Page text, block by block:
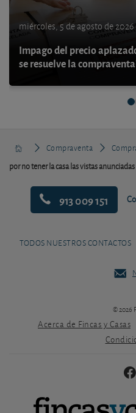
miércoles, 5 de agosto de 2026
Impago del precio
se resuelve la
Compraventa
por no tener la casa las vistas anunciadas
913 009 151
TODOS NUESTROS CONTACTOS
© 2026
Acerca de Fincas y Casas